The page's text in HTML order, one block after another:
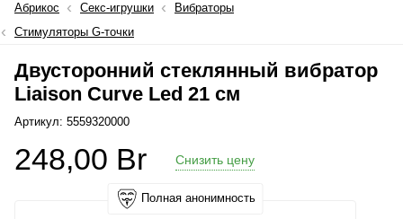
Абрикос Секс-игрушки
Вибраторы
Стимуляторы G-точки
Двусторонний стеклянный вибратор
Liaison Curve Led 21 см
Артикул: 5559320000
248,00 Br Снизить цену
Полная анонимность